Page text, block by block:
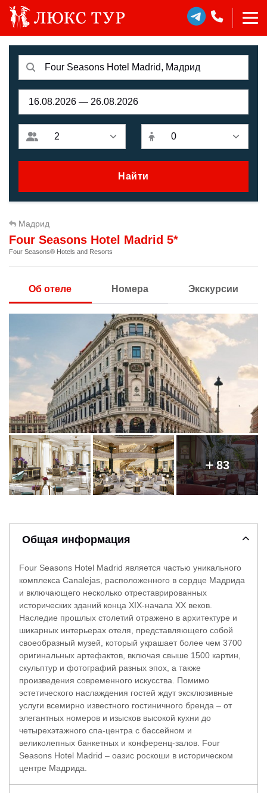
Найти
Мадрид
Four Seasons Hotel Madrid 5*
Four Seasons® Hotels and Resorts
Об отеле Номера Экскурсии
83
Общая информация
Four Seasons Hotel Madrid является частью уникального
комплекса Canalejas, расположенного в сердце Мадрида
и включающего несколько отреставрированных
исторических зданий конца XIX-начала XX веков.
Наследие прошлых столетий отражено в архитектуре и
шикарных интерьерах отеля, представляющего собой
своеобразный музей, который украшает более чем 3700
оригинальных артефактов, включая свыше 1500 картин,
скульптур и фотографий разных эпох, а также
произведения современного искусства. Помимо
эстетического наслаждения гостей ждут эксклюзивные
услуги всемирно известного гостиничного бренда – от
элегантных номеров и изысков высокой кухни до
четырехэтажного спа-центра с бассейном и
великолепных банкетных и конференц-залов. Four
Seasons Hotel Madrid – оазис роскоши в историческом
центре Мадрида.